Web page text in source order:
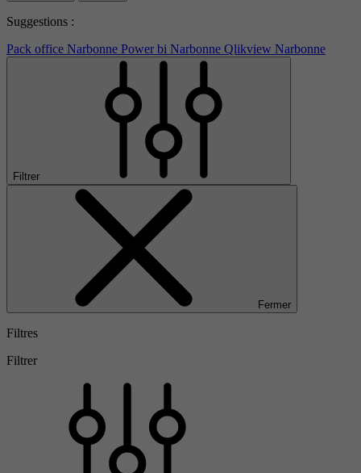
Suggestions :
Pack office Narbonne Power bi Narbonne Qlikview Narbonne
Filtrer
Fermer
Filtres
Filtrer